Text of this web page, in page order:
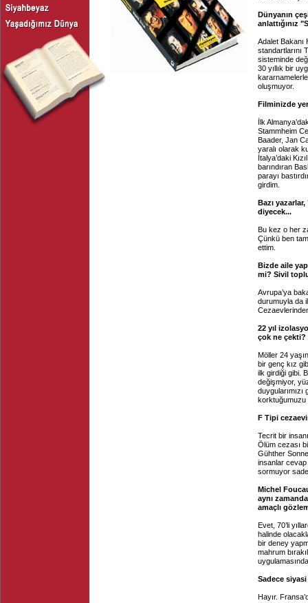
Dünyanın
anlattığınız
Adalet Bakanı
standartlarını
sisteminde
30 yıllık bir
oluşmuyor.
Filminizde
İlk
Stammheim
Baader, Jan
yaralı olarak
İtalya’daki
barındıran
parayı
girdim.
Bazı
diyecek...
Bu kez o her
Çünkü ben
ettim.
Bizde aile
mi? Sivil
Avrupa’ya
durumuyla da
22 yıl
çok ne çekti?
Möller 24
bir genç kız
ilk girdiği gibi.
değişmiyor,
korktuğumuzu
F Tipi
Tecrit bir
Ölüm cezası
Gühther
insanlar cevap
sormuyor
Michel
aynı
amaçlı
Evet, 70’li
halinde
bir deney
mahrum
Sadece siyasi
Hayır.